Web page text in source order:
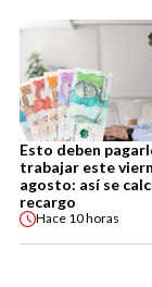
Esto deben
trabajar este
agosto: así se
recargo
Hace 10 horas